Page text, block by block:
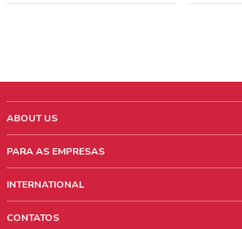
ABOUT US
Quem Somos
Trabalhe conosco
PARA AS EMPRESAS
Informações comerciais
INTERNATIONAL
CONTATOS